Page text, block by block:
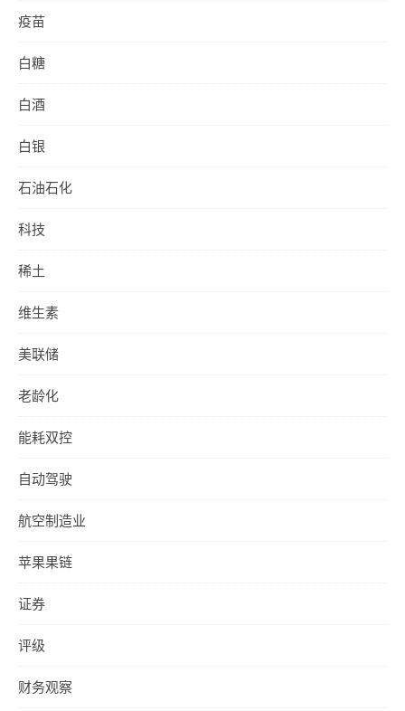
疫苗
白糖
白酒
白银
石油石化
科技
稀土
维生素
美联储
老龄化
能耗双控
自动驾驶
航空制造业
苹果果链
证券
评级
财务观察